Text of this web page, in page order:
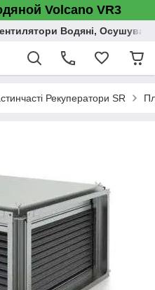
Volcano VR3
Водяні, Осушувач
Рекуператори SR